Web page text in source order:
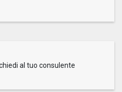
al tuo consulente